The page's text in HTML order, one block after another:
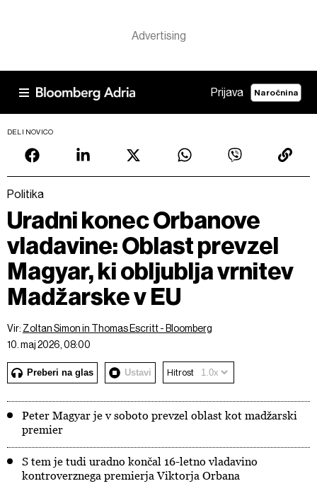
Prijava Naročnina
DELI NOVICO
Politika
Uradni konec Orbanove
vladavine: Oblast prevzel
Magyar, ki obljublja vrnitev
Madžarske v EU
Vir: Zoltan Simon in Thomas Escritt - Bloomberg
10. maj 2026, 08:00
Preberi na glas Ustavi Hitrost
Peter Magyar je v soboto prevzel oblast kot madžarski
premier
S tem je tudi uradno končal 16-letno vladavino
kontroverznega premierja Viktorja Orbana